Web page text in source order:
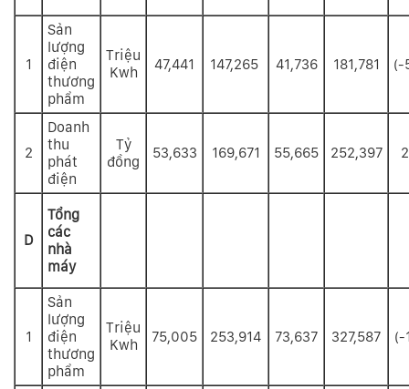
1
Sản
lượng
điện
thương
phẩm
Triệu
Kwh
47,441 147,265 41,736 181,781 (-
2
Doanh
thu
phát
điện
Tỷ
đồng
53,633 169,671 55,665 252,397
D
Tổng
các
nhà
máy
1
Sản
lượng
điện
thương
phẩm
Triệu
Kwh
75,005 253,914 73,637 327,587 (-